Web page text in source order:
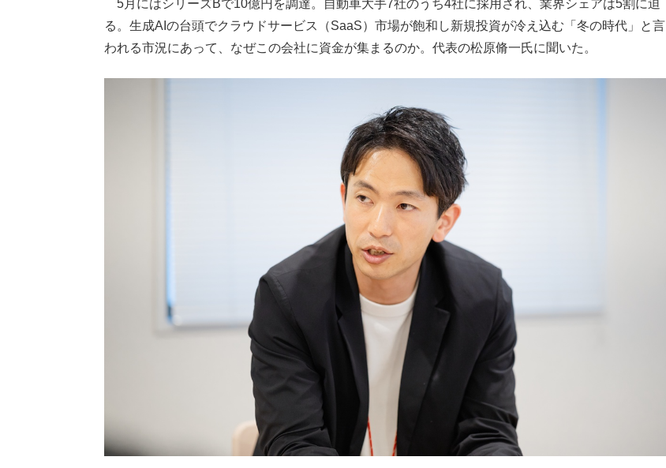
5月にはシリーズBで10億円を調達。自動車大手7社のうち4社に採用され、業界シェアは5割に迫
る。生成AIの台頭でクラウドサービス（SaaS）市場が飽和し新規投資が冷え込む「冬の時代」と言
われる市況にあって、なぜこの会社に資金が集まるのか。代表の松原脩一氏に聞いた。